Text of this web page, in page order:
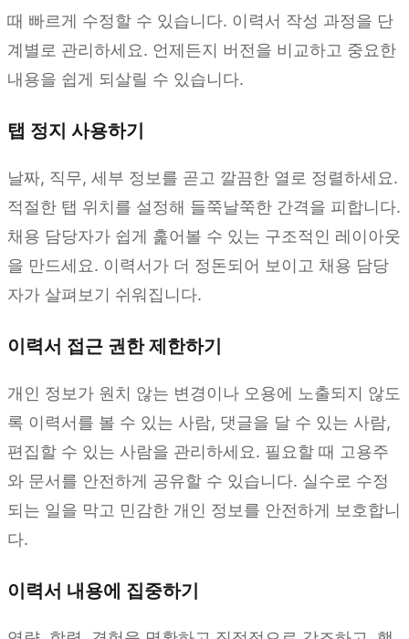
때 빠르게 수정할 수 있습니다. 이력서 작성 과정을 단
계별로 관리하세요. 언제든지 버전을 비교하고 중요한
내용을 쉽게 되살릴 수 있습니다.
탭 정지 사용하기
날짜, 직무, 세부 정보를 곧고 깔끔한 열로 정렬하세요.
적절한 탭 위치를 설정해 들쭉날쭉한 간격을 피합니다.
채용 담당자가 쉽게 훑어볼 수 있는 구조적인 레이아웃
을 만드세요. 이력서가 더 정돈되어 보이고 채용 담당
자가 살펴보기 쉬워집니다.
이력서 접근 권한 제한하기
개인 정보가 원치 않는 변경이나 오용에 노출되지 않도
록 이력서를 볼 수 있는 사람, 댓글을 달 수 있는 사람,
편집할 수 있는 사람을 관리하세요. 필요할 때 고용주
와 문서를 안전하게 공유할 수 있습니다. 실수로 수정
되는 일을 막고 민감한 개인 정보를 안전하게 보호합니
다.
이력서 내용에 집중하기